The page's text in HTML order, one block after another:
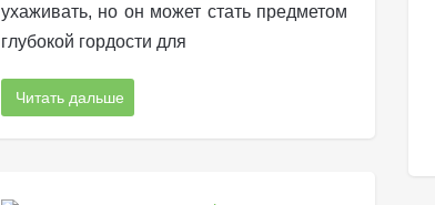
ухаживать, но он может стать предметом
глубокой гордости для
Читать дальше